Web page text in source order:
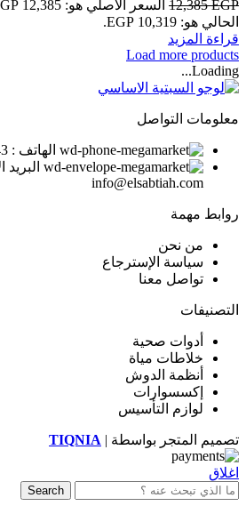
12,385EGP السعر الأصلي هو: 12,385 EGP.
الحالي هو: 10,319 EGP.
قراءة المزيد
Load more products
Loading...
معلومات التواصل
الهاتف : 01110821643
info@elsabtiah.com
روابط مهمة
من نحن
سياسة الإسترجاع
تواصل معنا
التصنيفات
أدوات صحية
خلاطات مياة
أنظمة الدوش
إكسسوارات
لوازم التأسيس
تصميم المتجر بواسطة | TIQNIA
اغلاق
Search